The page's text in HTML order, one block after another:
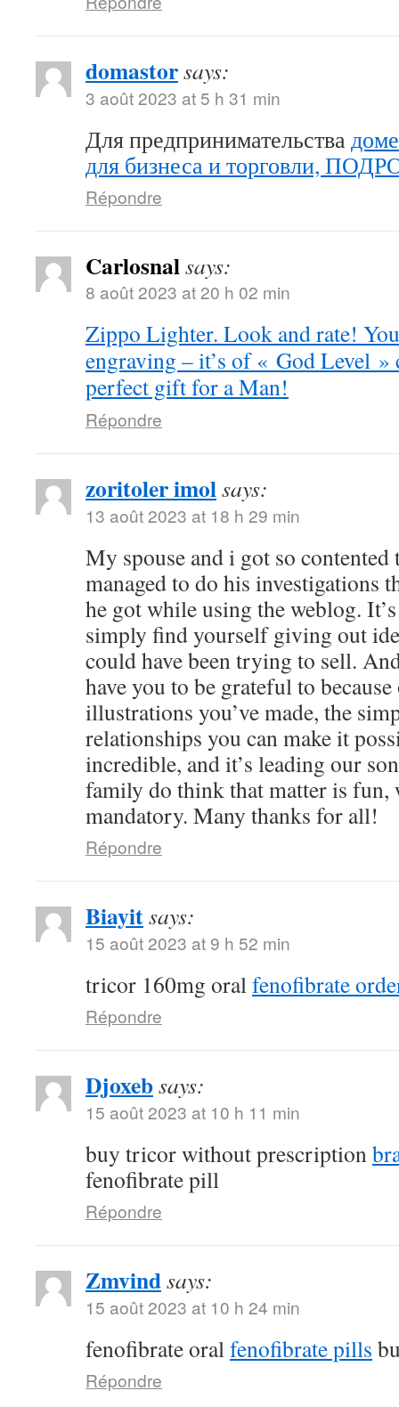
domastorsays:
3 août 2023 at 5 h 31 min
Для предпринимательства
для бизнеса и торговли,
Répondre
Carlosnalsays:
8 août 2023 at 20 h 02 min
Zippo Lighter. Look and rate!
engraving – it’s of « God Level
perfect gift for a Man!
Répondre
zoritoler imolsays:
13 août 2023 at 18 h 29 min
My spouse and i got so contented
managed to do his investigations
he got while using the weblog.
simply find yourself giving out
could have been trying to sell.
have you to be grateful to
illustrations you’ve made, the
relationships you can make it
incredible, and it’s leading our
family do think that matter is
mandatory. Many thanks for all!
Répondre
Biayitsays:
15 août 2023 at 9 h 52 min
tricor 160mg oralfenofibrate
Répondre
Djoxebsays:
15 août 2023 at 10 h 11 min
buy tricor without prescription
fenofibrate pill
Répondre
Zmvindsays:
15 août 2023 at 10 h 24 min
fenofibrate oralfenofibrate pills
Répondre